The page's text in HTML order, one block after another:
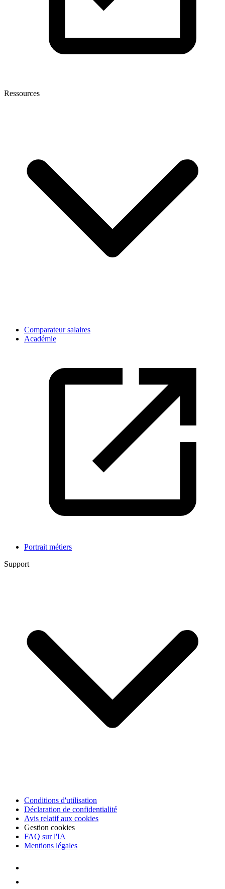
Ressources
Comparateur salaires
Académie
Portrait métiers
Support
Conditions d'utilisation
Déclaration de confidentialité
Avis relatif aux cookies
Gestion cookies
FAQ sur l'IA
Mentions légales